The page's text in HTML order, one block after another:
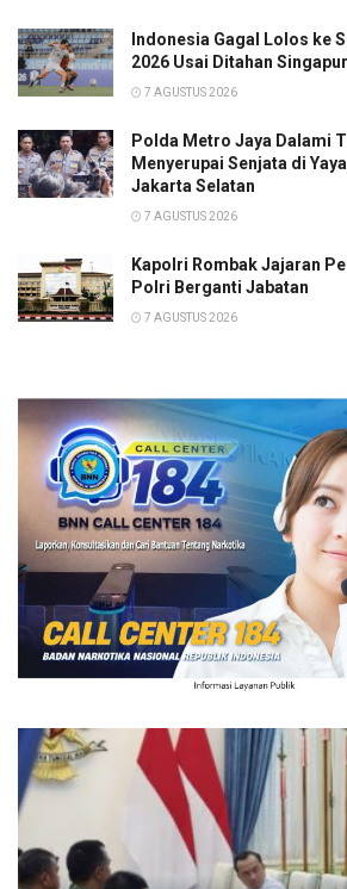
Indonesia Gagal Lolos ke
2026 Usai Ditahan
7 AGUSTUS 2026
Polda Metro Jaya Dalami
Menyerupai Senjata di
Jakarta Selatan
7 AGUSTUS 2026
Kapolri Rombak Jajaran
Polri Berganti Jabatan
7 AGUSTUS 2026